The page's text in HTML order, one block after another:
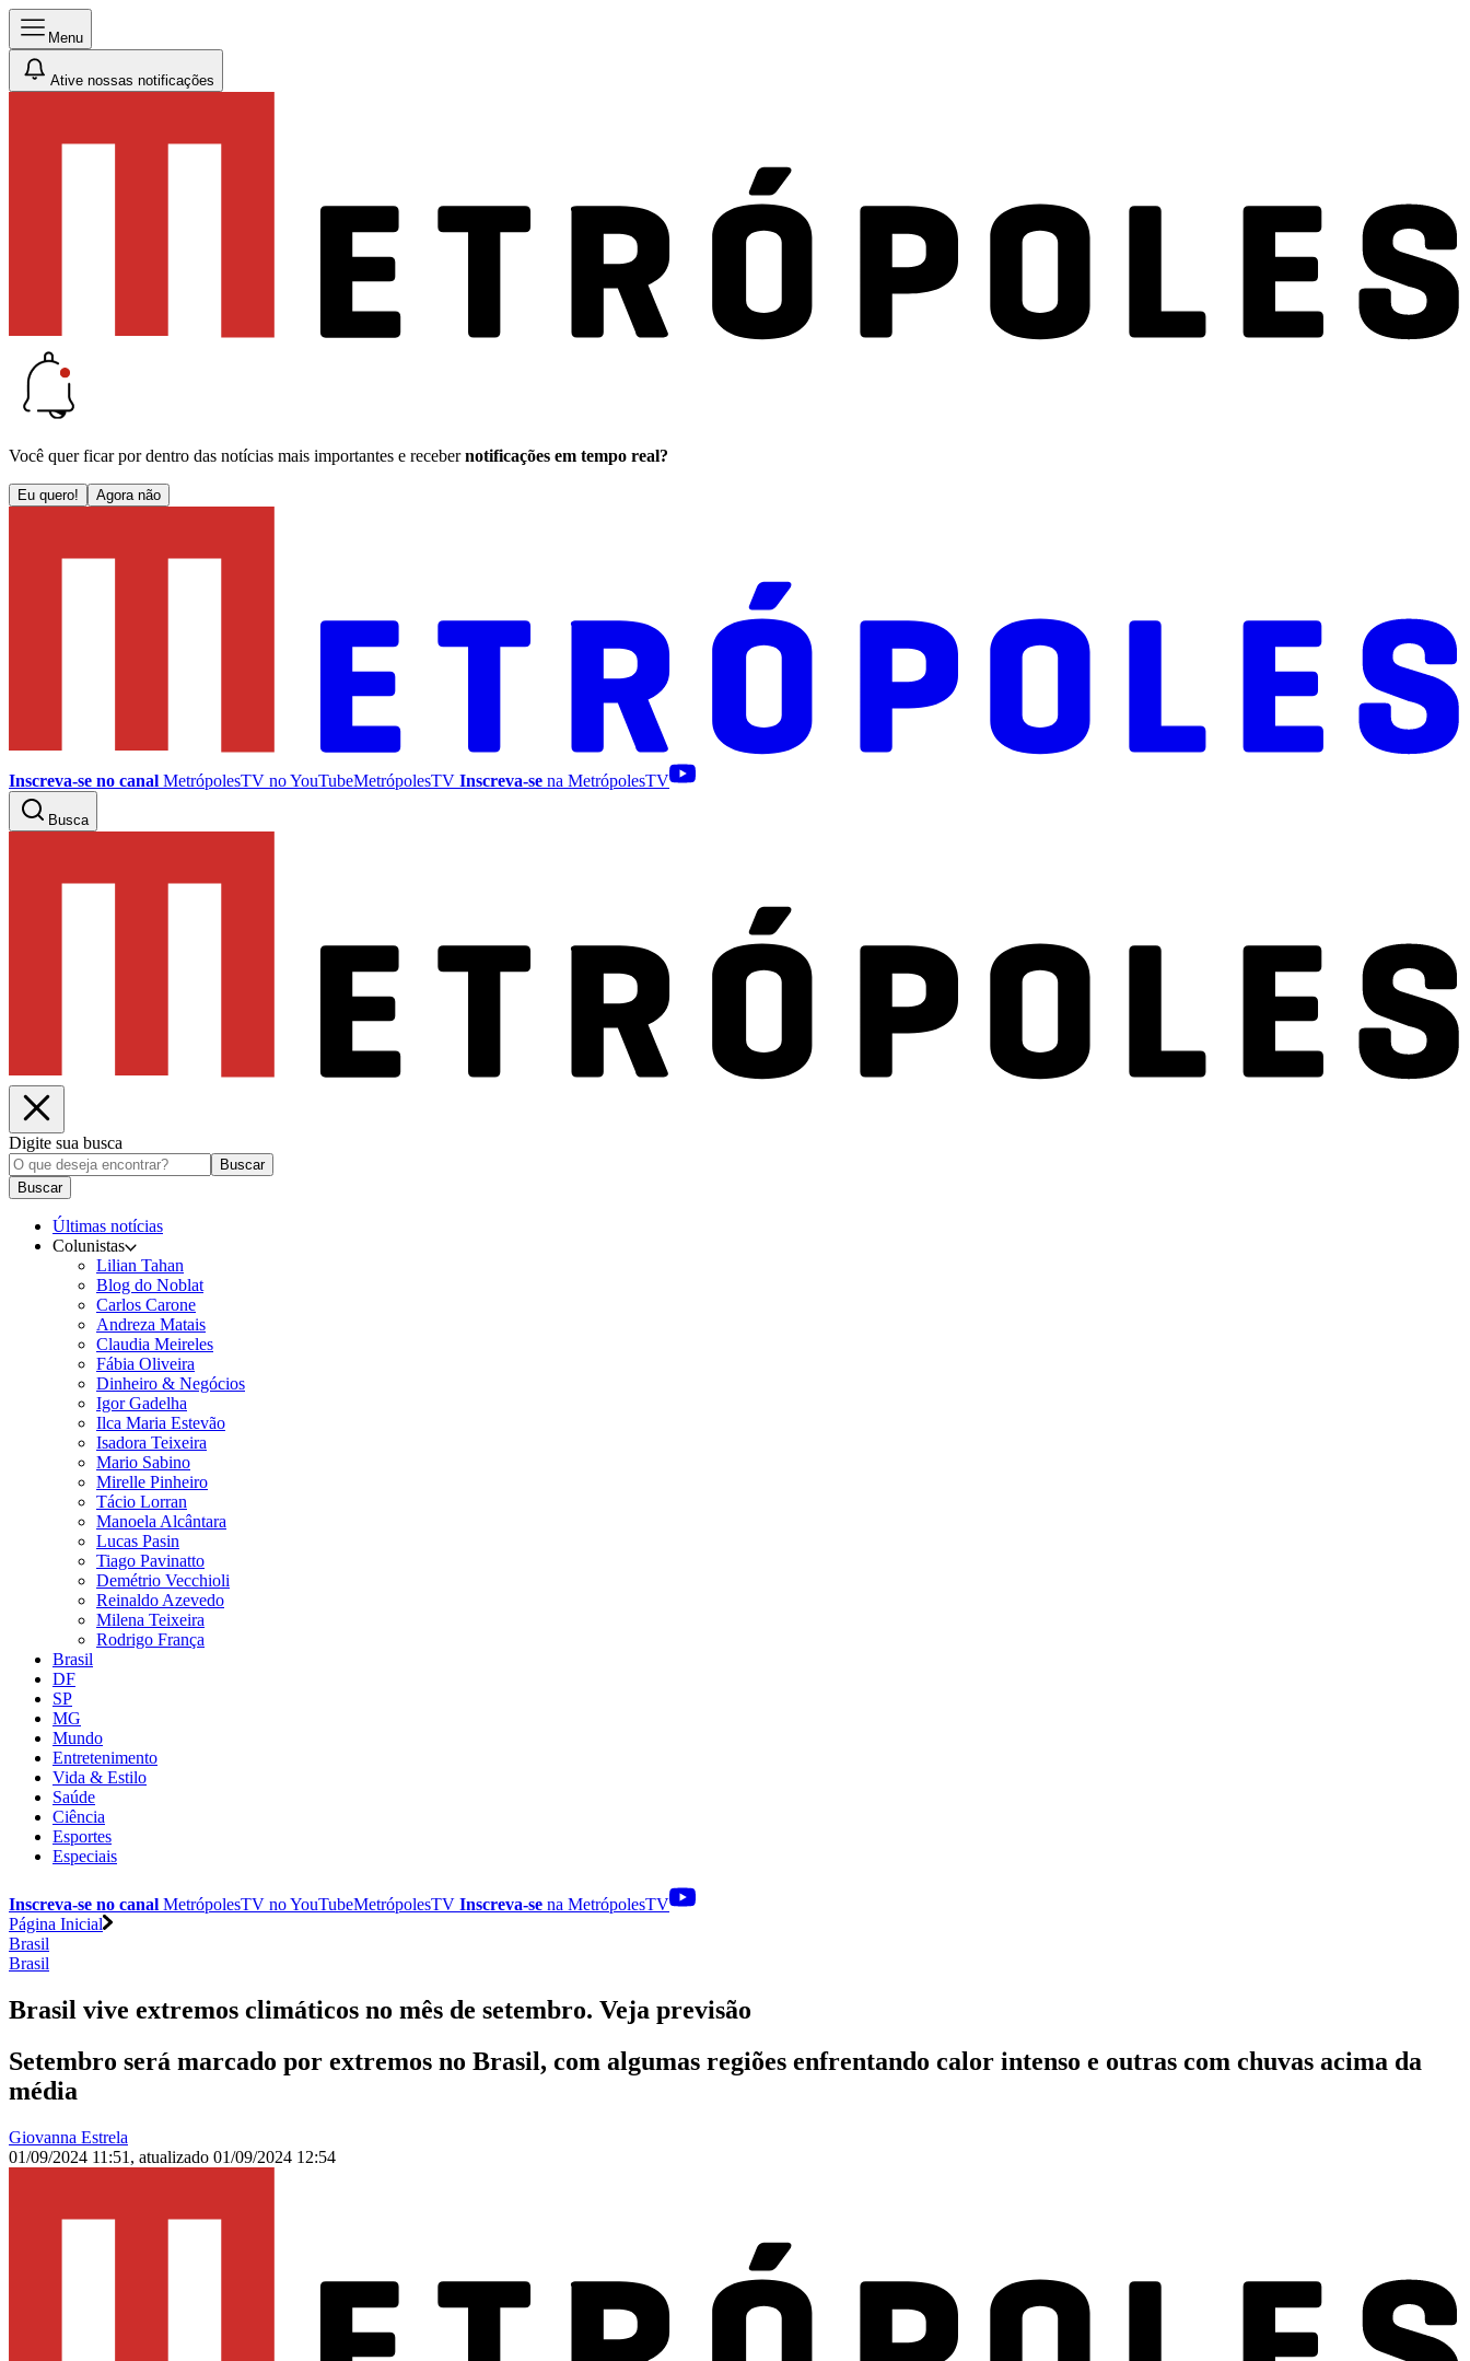
Menu
Ative nossas notificações
Você quer ficar por dentro das notícias mais importantes e receber notificações em tempo real?
Eu quero! Agora não
Inscreva-se no canal MetrópolesTV noYouTubeMetrópolesTV Inscreva-se na MetrópolesTV
Busca
Digite sua busca
Buscar
Buscar
Últimas notícias
Colunistas
Lilian Tahan
Blog do Noblat
Carlos Carone
Andreza Matais
Claudia Meireles
Fábia Oliveira
Dinheiro & Negócios
Igor Gadelha
Ilca Maria Estevão
Isadora Teixeira
Mario Sabino
Mirelle Pinheiro
Tácio Lorran
Manoela Alcântara
Lucas Pasin
Tiago Pavinatto
Demétrio Vecchioli
Reinaldo Azevedo
Milena Teixeira
Rodrigo França
Brasil
DF
SP
MG
Mundo
Entretenimento
Vida & Estilo
Saúde
Ciência
Esportes
Especiais
Inscreva-se no canal MetrópolesTV noYouTubeMetrópolesTV Inscreva-se na MetrópolesTV
Página Inicial
Brasil
Brasil
Brasil vive extremos climáticos no mês de setembro. Veja previsão
Setembro será marcado por extremos no Brasil, com algumas regiões enfrentando calor intenso e outras com chuvas acima da
média
Giovanna Estrela
01/09/2024 11:51 , atualizado 01/09/2024 12:54